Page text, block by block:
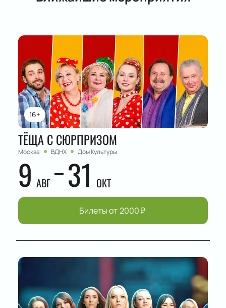
16+
ТЁЩА С СЮРПРИЗОМ
Москва ВДНХ Дом Культуры
9 АВГ 31 ОКТ
Билеты от 2000₽